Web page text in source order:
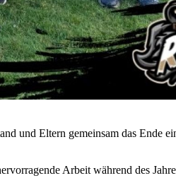
und Eltern gemeinsam das Ende
Arbeit während des